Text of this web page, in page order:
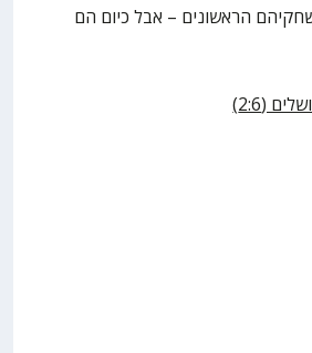
הראשונים – אבל כיום הם